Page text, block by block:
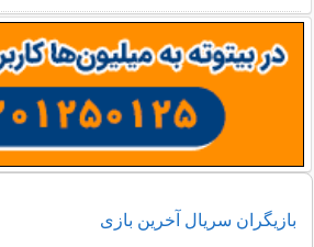
بازیگران سریال آخرین بازی